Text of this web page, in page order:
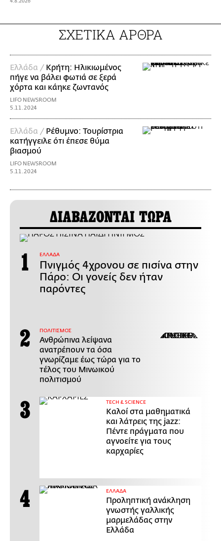
ΣΧΕΤΙΚΑ ΑΡΘΡΑ
Ελλάδα / Κρήτη: Ηλικιωμένος
πήγε να βάλει φωτιά σε ξερά
χόρτα και κάηκε ζωντανός
LIFO NEWSROOM
5.11.2024
Ελλάδα / Ρέθυμνο: Τουρίστρια
κατήγγειλε ότι έπεσε θύμα
βιασμού
LIFO NEWSROOM
5.11.2024
ΔΙΑΒΑΖΟΝΤΑΙ ΤΩΡΑ
ΕΛΛΑΔΑ
Πνιγμός 4χρονου σε πισίνα στην
Πάρο: Οι γονείς δεν ήταν
παρόντες
ΠΟΛΙΤΙΣΜΟΣ
Ανθρώπινα λείψανα
ανατρέπουν τα όσα
γνωρίζαμε έως τώρα για το
τέλος του Μινωικού
πολιτισμού
ΤECH & SCIENCE
Καλοί στα μαθηματικά
και λάτρεις της jazz:
Πέντε πράγματα που
αγνοείτε για τους
καρχαρίες
ΕΛΛΑΔΑ
Προληπτική ανάκληση
γνωστής γαλλικής
μαρμελάδας στην
Ελλάδα